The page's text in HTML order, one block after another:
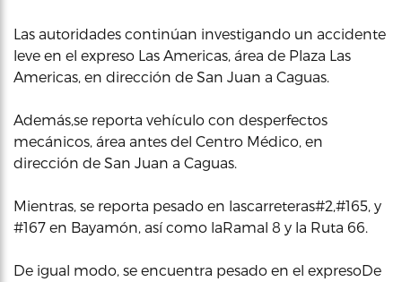
Las autoridades continúan investigando un accidente
leve en el expreso Las Americas, área de Plaza Las
Americas, en dirección de San Juan a Caguas.
Además,se reporta vehículo con desperfectos
mecánicos, área antes del Centro Médico, en
dirección de San Juan a Caguas.
Mientras, se reporta pesado en lascarreteras#2,#165, y
#167 en Bayamón, así como laRamal 8 y la Ruta 66.
De igual modo, se encuentra pesado en el expresoDe